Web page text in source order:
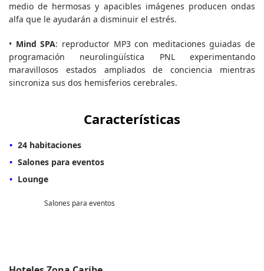
medio de hermosas y apacibles imágenes producen ondas
alfa que le ayudarán a disminuir el estrés.
• Mind SPA: reproductor MP3 con meditaciones guiadas de
programación neurolingüística PNL experimentando
maravillosos estados ampliados de conciencia mientras
sincroniza sus dos hemisferios cerebrales.
Características
24 habitaciones
Salones para eventos
Lounge
Salones para eventos